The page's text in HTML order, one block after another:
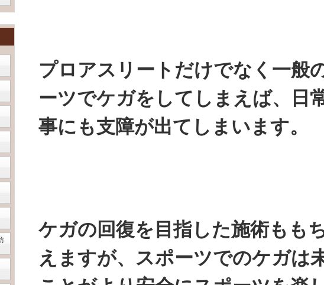
プロアスリートだけでなく一般
ーツでケガをしてしまえば、日
事にも支障が出てしまいます。
ケガの回復を目指した施術もも
えますが、スポーツでのケガは